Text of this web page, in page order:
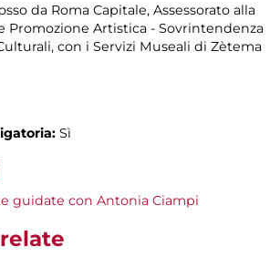
da Roma Capitale, Assessorato alla
Promozione Artistica - Sovrintendenza
con i Servizi Museali di Zètema
Sì
guidate con Antonia Ciampi